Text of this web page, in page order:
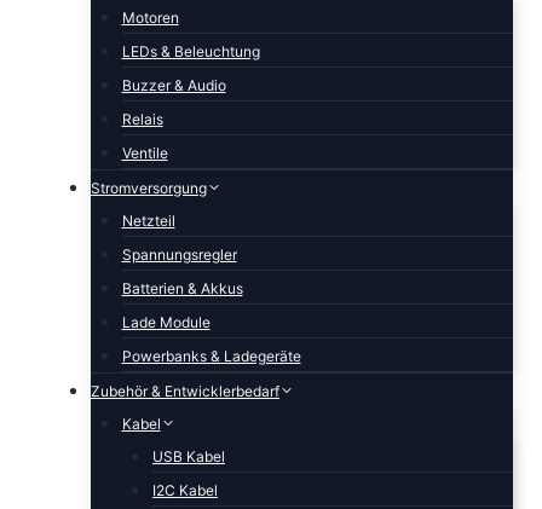
Motoren
LEDs & Beleuchtung
Buzzer & Audio
Relais
Ventile
Stromversorgung
Netzteil
Spannungsregler
Batterien & Akkus
Lade Module
Powerbanks & Ladegeräte
Zubehör & Entwicklerbedarf
Kabel
USB Kabel
I2C Kabel